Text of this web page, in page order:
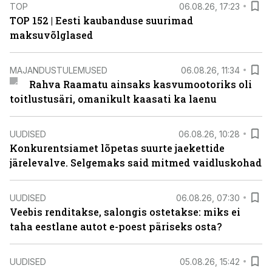
TOP 06.08.26, 17:23
TOP 152 | Eesti kaubanduse suurimad
maksuvõlglased
MAJANDUSTULEMUSED 06.08.26, 11:34
Rahva Raamatu ainsaks kasvumootoriks oli
toitlustusäri, omanikult kaasati ka laenu
UUDISED 06.08.26, 10:28
Konkurentsiamet lõpetas suurte jaekettide
järelevalve. Selgemaks said mitmed vaidluskohad
UUDISED 06.08.26, 07:30
Veebis renditakse, salongis ostetakse: miks ei
taha eestlane autot e-poest päriseks osta?
UUDISED 05.08.26, 15:42